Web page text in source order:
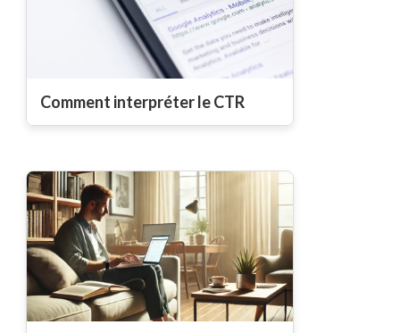
Comment interpréter le CTR